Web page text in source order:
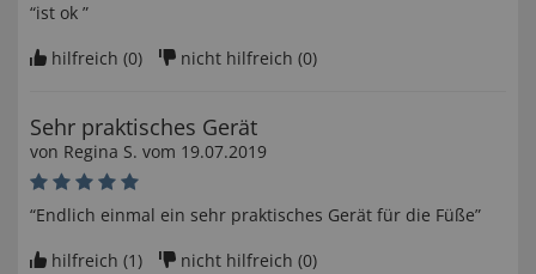
“ist ok ”
hilfreich (0) nicht hilfreich (0)
Sehr praktisches Gerät
von Regina S. vom 19.07.2019
“Endlich einmal ein sehr praktisches Gerät für die Füße”
hilfreich (1) nicht hilfreich (0)